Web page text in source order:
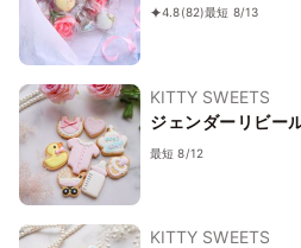
4.8(82)最短 8/13
KITTY SWEETS
ジェンダーリビー
最短 8/12
KITTY SWEETS